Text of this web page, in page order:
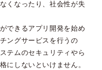
くなったり、社会性が失
できるアプリ開発を始め
ングサービスを行うの
テムのセキュリティやら
にしないといけません。